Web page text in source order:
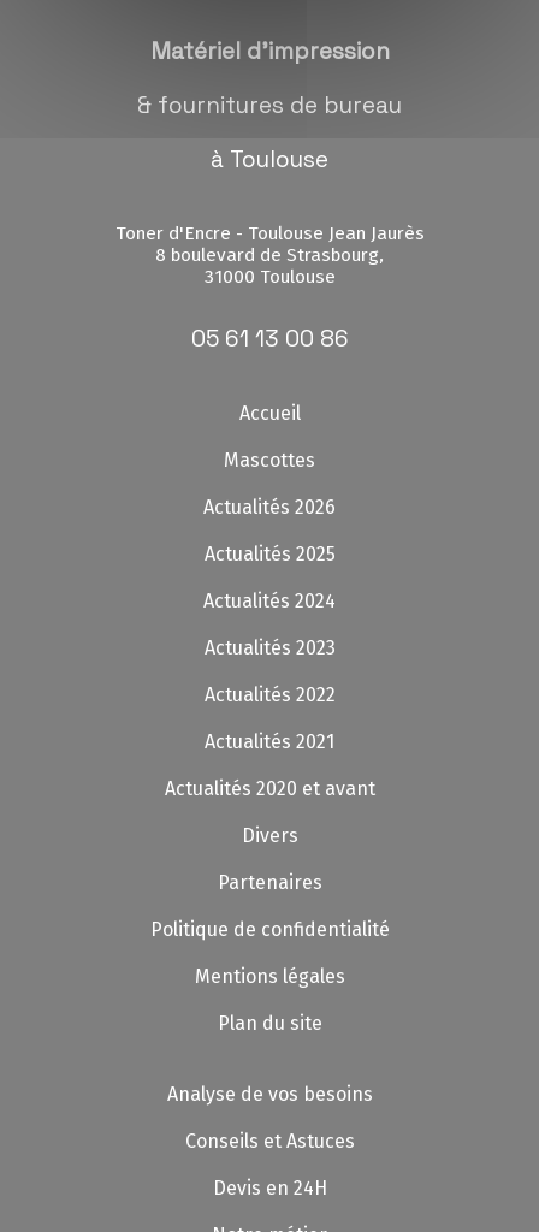
Matériel d'impression
& fournitures de bureau
à Toulouse
Toner d'Encre - Toulouse Jean Jaurès
8 boulevard de Strasbourg,
31000 Toulouse
05 61 13 00 86
Accueil
Mascottes
Actualités 2026
Actualités 2025
Actualités 2024
Actualités 2023
Actualités 2022
Actualités 2021
Actualités 2020 et avant
Divers
Partenaires
Politique de confidentialité
Mentions légales
Plan du site
Analyse de vos besoins
Conseils et Astuces
Devis en 24H